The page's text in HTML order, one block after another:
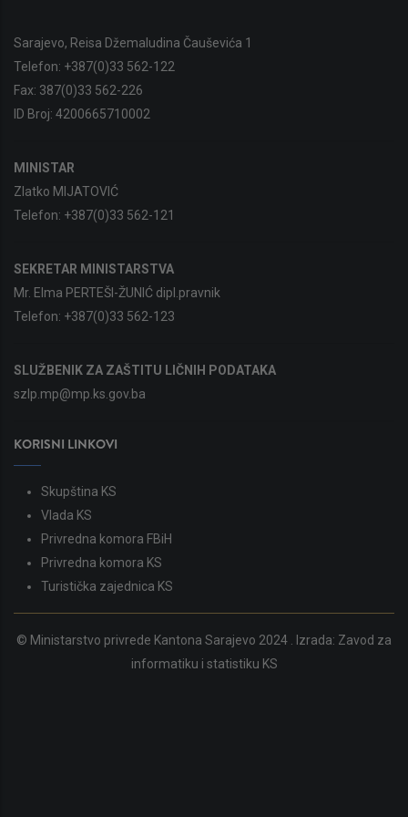
Sarajevo, Reisa Džemaludina Čauševića 1
Telefon: +387(0)33 562-122
Fax: 387(0)33 562-226
ID Broj: 4200665710002
MINISTAR
Zlatko MIJATOVIĆ
Telefon: +387(0)33 562-121
SEKRETAR MINISTARSTVA
Mr. Elma PERTEŠI-ŽUNIĆ dipl.pravnik
Telefon: +387(0)33 562-123
SLUŽBENIK ZA ZAŠTITU LIČNIH PODATAKA
szlp.mp@mp.ks.gov.ba
KORISNI LINKOVI
Skupština KS
Vlada KS
Privredna komora FBiH
Privredna komora KS
Turistička zajednica KS
© Ministarstvo privrede Kantona Sarajevo 2024 . Izrada: Zavod za
informatiku i statistiku KS